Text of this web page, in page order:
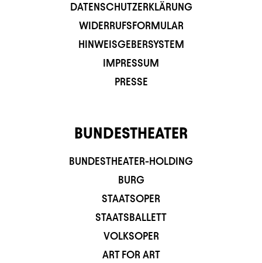
DATENSCHUTZERKLÄRUNG
WIDERRUFSFORMULAR
HINWEISGEBERSYSTEM
IMPRESSUM
PRESSE
BUNDESTHEATER
BUNDESTHEATER-HOLDING
BURG
STAATSOPER
STAATSBALLETT
VOLKSOPER
ART FOR ART